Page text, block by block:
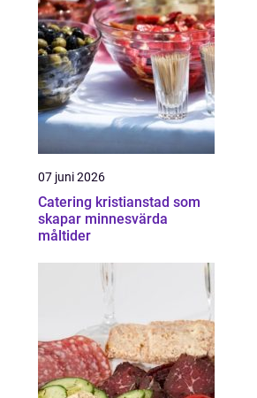
07 juni 2026
Catering kristianstad som
skapar minnesvärda
måltider